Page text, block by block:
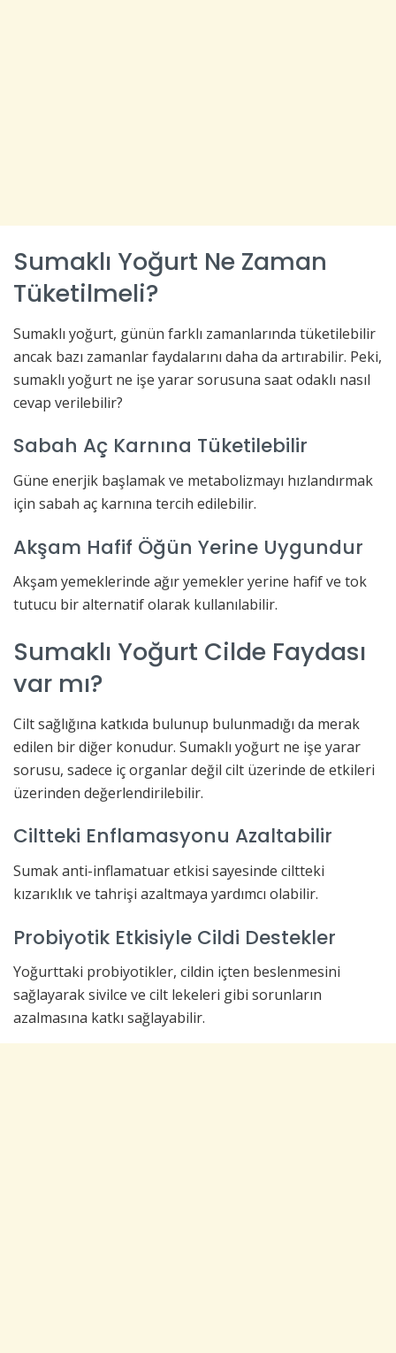
Sumaklı Yoğurt Ne Zaman
Tüketilmeli?
Sumaklı yoğurt, günün farklı zamanlarında tüketilebilir
ancak bazı zamanlar faydalarını daha da artırabilir. Peki,
sumaklı yoğurt ne işe yarar sorusuna saat odaklı nasıl
cevap verilebilir?
Sabah Aç Karnına Tüketilebilir
Güne enerjik başlamak ve metabolizmayı hızlandırmak
için sabah aç karnına tercih edilebilir.
Akşam Hafif Öğün Yerine Uygundur
Akşam yemeklerinde ağır yemekler yerine hafif ve tok
tutucu bir alternatif olarak kullanılabilir.
Sumaklı Yoğurt Cilde Faydası
var mı?
Cilt sağlığına katkıda bulunup bulunmadığı da merak
edilen bir diğer konudur. Sumaklı yoğurt ne işe yarar
sorusu, sadece iç organlar değil cilt üzerinde de etkileri
üzerinden değerlendirilebilir.
Ciltteki Enflamasyonu Azaltabilir
Sumak anti-inflamatuar etkisi sayesinde ciltteki
kızarıklık ve tahrişi azaltmaya yardımcı olabilir.
Probiyotik Etkisiyle Cildi Destekler
Yoğurttaki probiyotikler, cildin içten beslenmesini
sağlayarak sivilce ve cilt lekeleri gibi sorunların
azalmasına katkı sağlayabilir.